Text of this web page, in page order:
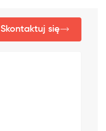
Skontaktuj się